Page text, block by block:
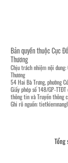
Bản quyền thuộc Cục
Thương
Chịu trách nhiệm nội dung:
Thương
54 Hai Bà Trưng, phường
Giấy phép số 148/GP-
thông tin và Truyền thông
Ghi rõ nguồn: